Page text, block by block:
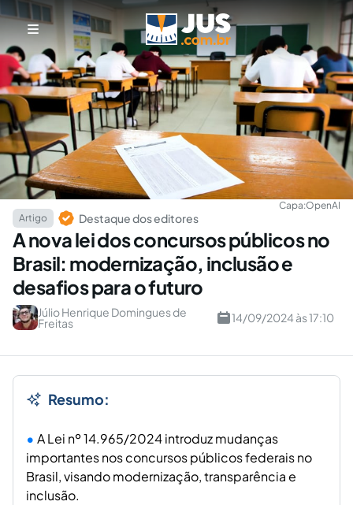
Capa:OpenAI
Artigo
Destaque dos editores
A nova lei dos concursos públicos no
Brasil: modernização, inclusão e
desafios para o futuro
Júlio Henrique Domingues de
Freitas 14/09/2024 às 17:10
Resumo:
A Lei nº 14.965/2024 introduz mudanças
importantes nos concursos públicos federais no
Brasil, visando modernização, transparência e
inclusão.